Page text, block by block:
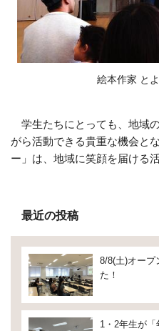
絵本作家 と
学生たちにとっても、地域
がら活動できる貴重な機会と
ー」は、地域に笑顔を届ける
最近の投稿
8/8(土)オープ
た！
1・2年生が